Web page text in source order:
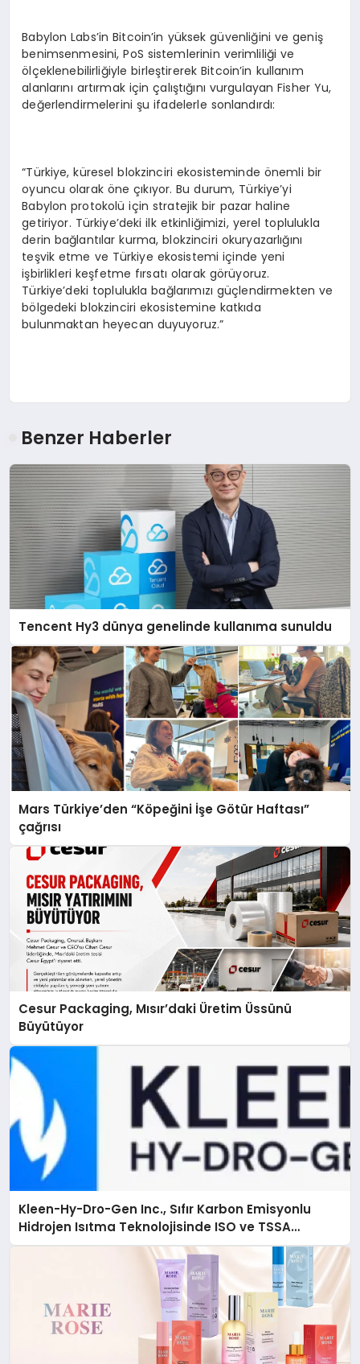
Babylon Labs’in Bitcoin’in yüksek güvenliğini ve geniş
benimsenmesini, PoS sistemlerinin verimliliği ve
ölçeklenebilirliğiyle birleştirerek Bitcoin’in kullanım
alanlarını artırmak için çalıştığını vurgulayan Fisher Yu,
değerlendirmelerini şu ifadelerle sonlandırdı:
“Türkiye, küresel blokzinciri ekosisteminde önemli bir
oyuncu olarak öne çıkıyor. Bu durum, Türkiye’yi
Babylon protokolü için stratejik bir pazar haline
getiriyor. Türkiye’deki ilk etkinliğimizi, yerel toplulukla
derin bağlantılar kurma, blokzinciri okuryazarlığını
teşvik etme ve Türkiye ekosistemi içinde yeni
işbirlikleri keşfetme fırsatı olarak görüyoruz.
Türkiye’deki toplulukla bağlarımızı güçlendirmekten ve
bölgedeki blokzinciri ekosistemine katkıda
bulunmaktan heyecan duyuyoruz.”
Benzer Haberler
Tencent Hy3 dünya genelinde kullanıma sunuldu
Mars Türkiye’den “Köpeğini İşe Götür Haftası”
çağrısı
Cesur Packaging, Mısır’daki Üretim Üssünü
Büyütüyor
Kleen-Hy-Dro-Gen Inc., Sıfır Karbon Emisyonlu
Hidrojen Isıtma Teknolojisinde ISO ve TSSA
Düzenleyici Onaylarını Aldı